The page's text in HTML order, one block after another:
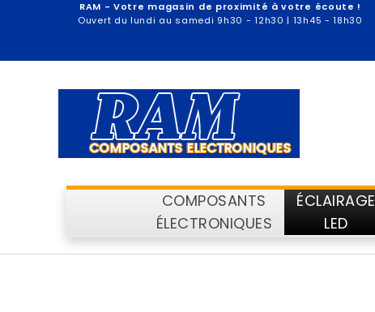
RAM - Votre magasin de proximité à votre écoute !
Ouvert du lundi au samedi 9h30 - 12h30 | 13h45 - 18h30
COMPOSANTS
ÉLECTRONIQUES
ÉCLAIRAGE
LED